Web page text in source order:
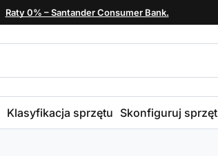
Raty 0% – Santander Consumer Bank.
Klasyfikacja sprzętu Skonfiguruj sprzęt